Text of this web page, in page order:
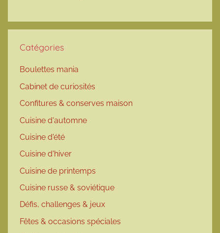
Catégories
Boulettes mania
Cabinet de curiosités
Confitures & conserves maison
Cuisine d'automne
Cuisine d'été
Cuisine d'hiver
Cuisine de printemps
Cuisine russe & soviétique
Défis, challenges & jeux
Fêtes & occasions spéciales